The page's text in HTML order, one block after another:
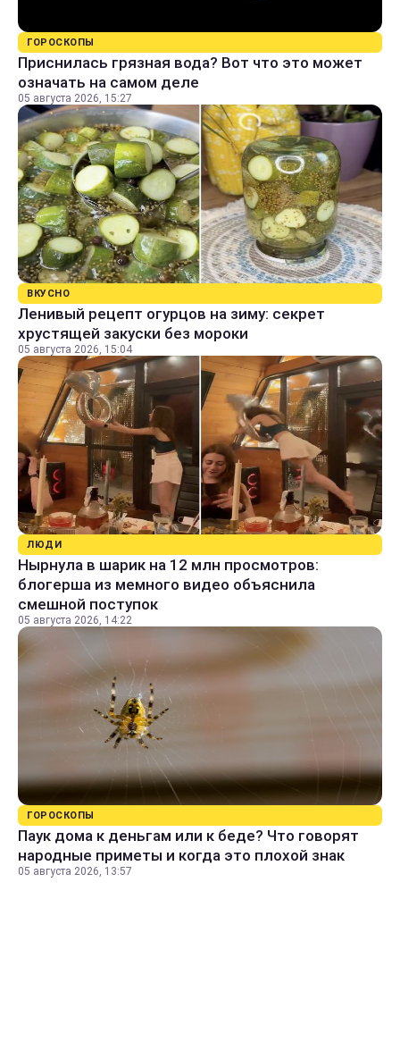
ГОРОСКОПЫ
Приснилась грязная вода? Вот что это может
означать на самом деле
05 августа 2026, 15:27
ВКУСНО
Ленивый рецепт огурцов на зиму: секрет
хрустящей закуски без мороки
05 августа 2026, 15:04
ЛЮДИ
Нырнула в шарик на 12 млн просмотров:
блогерша из мемного видео объяснила
смешной поступок
05 августа 2026, 14:22
ГОРОСКОПЫ
Паук дома к деньгам или к беде? Что говорят
народные приметы и когда это плохой знак
05 августа 2026, 13:57